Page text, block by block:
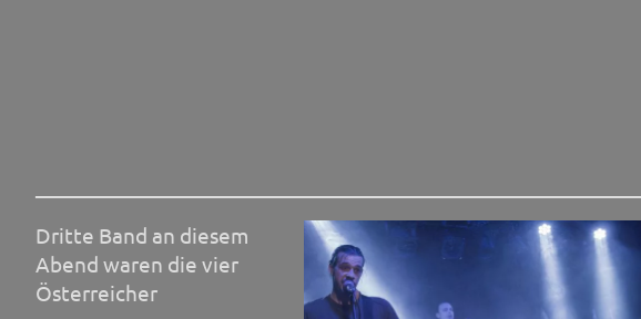
Dritte Band an diesem
Abend waren die vier
Österreicher